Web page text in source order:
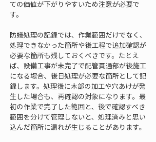
ての価値が下がりやすいため注意が必要で
す。
防蟻処理の記録では、作業範囲だけでなく、
処理できなかった箇所や後工程で追加確認が
必要な箇所も残しておくべきです。たとえ
ば、設備工事が未完了で配管貫通部が後施工
になる場合、後日処理が必要な箇所として記
録します。処理後に木部の加工や穴あけが発
生した場合も、再確認の対象になります。最
初の作業で完了した範囲と、後で確認すべき
範囲を分けて管理しないと、処理済みと思い
込んだ箇所に漏れが生じることがあります。